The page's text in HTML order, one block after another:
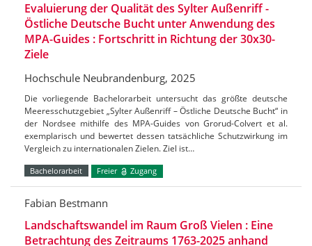
Evaluierung der Qualität des Sylter Außenriff -
Östliche Deutsche Bucht unter Anwendung des
MPA-Guides : Fortschritt in Richtung der 30x30-
Ziele
Hochschule Neubrandenburg, 2025
Die vorliegende Bachelorarbeit untersucht das größte deutsche
Meeresschutzgebiet „Sylter Außenriff – Östliche Deutsche Bucht“ in
der Nordsee mithilfe des MPA-Guides von Grorud-Colvert et al.
exemplarisch und bewertet dessen tatsächliche Schutzwirkung im
Vergleich zu internationalen Zielen. Ziel ist…
Bachelorarbeit Freier Zugang
Fabian Bestmann
Landschaftswandel im Raum Groß Vielen : Eine
Betrachtung des Zeitraums 1763-2025 anhand